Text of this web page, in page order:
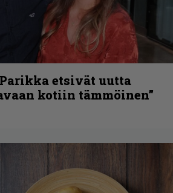
etsivät uutta
kotiin tämmöinen”